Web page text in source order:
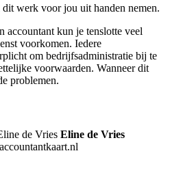
werk voor jou uit handen nemen.
accountant kun je tenslotte veel
voorkomen. Iedere
om bedrijfsadministratie bij te
voorwaarden. Wanneer dit
problemen.
Eline de Vries